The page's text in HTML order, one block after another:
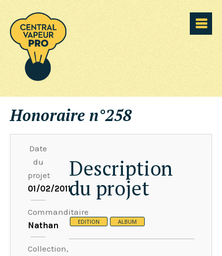
Honoraire n°258
Date
du
projet
01/02/2011
Commanditaire
Nathan
Collection,
Description
du projet
EDITION ALBUM